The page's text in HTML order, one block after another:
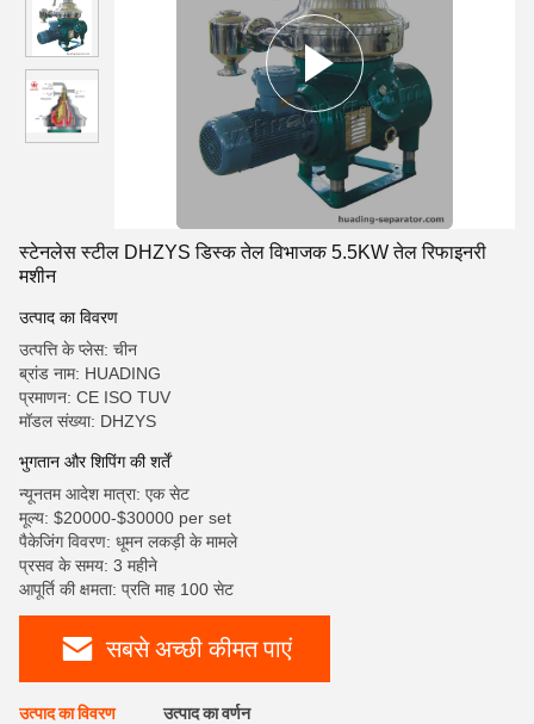
स्टेनलेस स्टील DHZYS डिस्क तेल विभाजक 5.5KW तेल रिफाइनरी
मशीन
उत्पाद का विवरण
उत्पत्ति के प्लेस: चीन
ब्रांड नाम: HUADING
प्रमाणन: CE ISO TUV
मॉडल संख्या: DHZYS
भुगतान और शिपिंग की शर्तें
न्यूनतम आदेश मात्रा: एक सेट
मूल्य: $20000-$30000 per set
पैकेजिंग विवरण: धूमन लकड़ी के मामले
प्रसव के समय: 3 महीने
आपूर्ति की क्षमता: प्रति माह 100 सेट
सबसे अच्छी कीमत पाएं
उत्पाद का विवरण उत्पाद का वर्णन